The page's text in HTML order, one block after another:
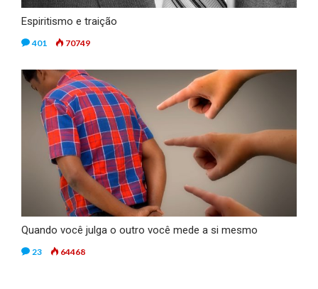
Espiritismo e traição
401 70749
Quando você julga o outro você mede a si mesmo
23 64468